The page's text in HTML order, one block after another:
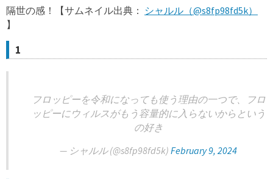
隔世の感！【サムネイル出典： シャルル（@s8fp98fd5k）
】
1
フロッピーを令和になっても使う理由の一つで、フロ
ッピーにウィルスがもう容量的に入らないからという
の好き
— シャルル (@s8fp98fd5k) February 9, 2024